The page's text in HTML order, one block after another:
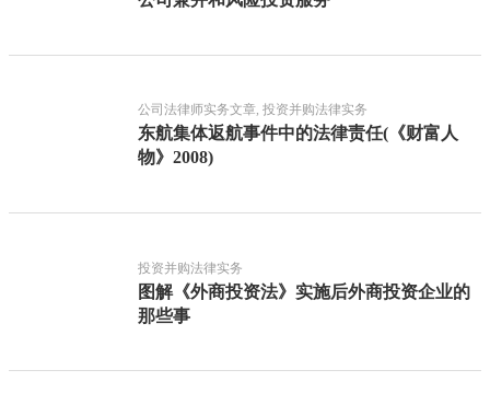
公司法律师实务文章, 投资并购法律实务
东航集体返航事件中的法律责任(《财富人
物》2008)
投资并购法律实务
图解《外商投资法》实施后外商投资企业的
那些事